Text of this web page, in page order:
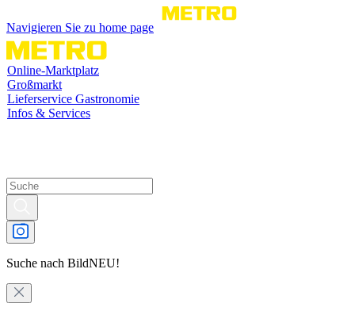
Navigieren Sie zu home page
Online-Marktplatz
Großmarkt
Lieferservice Gastronomie
Infos & Services
Suche nach BildNEU!